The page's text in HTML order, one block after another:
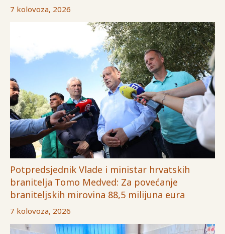
7 kolovoza, 2026
Potpredsjednik Vlade i ministar hrvatskih
branitelja Tomo Medved: Za povećanje
braniteljskih mirovina 88,5 milijuna eura
7 kolovoza, 2026